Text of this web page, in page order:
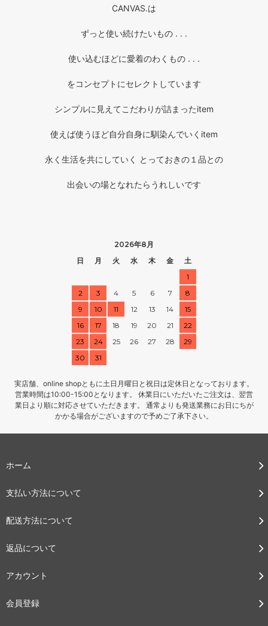
CANVAS.は
ずっと使い続けたいもの . . .
使い込むほどに愛着のわくもの . . .
をコンセプトにセレクトしています
シンプルに見えてこだわりが詰まったitem
使えば使うほど自分自身に馴染んでいくitem
永く生活を共にしていく とっておきの１品との
出会いの場となれたらうれしいです
2026年8月
日
月 火 水 木 金
土
1
2
3 4 5 6 7
8
9
10 11 12 13 14
15
16
17 18 19 20 21
22
23
24 25 26 27 28
29
30
31
実店舗、online shopともに土日月曜日と祝日は定休日となっております。
営業時間は10:00-15:00となります。 休業日にいただいたご注文は、翌営
業日より順に対応させていただきます。 通常よりも発送業務にお日にちが
かかる場合がございますので予めご了承下さい。
ホーム
支払い方法について
配送方法について
返品について
アカウント
会員登録